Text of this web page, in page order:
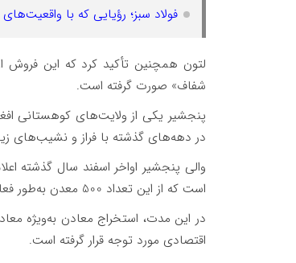
فولاد سبز؛ رؤیایی که با
لتون همچنین تأکید کرد که این فروش
شفاف» صورت گرفته است.
پنجشیر یکی از ولایت‌های کوهستانی
در دهه‌های گذشته با فراز و نشیب‌های
است که از این تعداد 500 معدن به‌طور فعال در حال بهره‌برداری می‌باشند.
در این مدت، استخراج معادن به‌ویژه
اقتصادی مورد توجه قرار گرفته است.